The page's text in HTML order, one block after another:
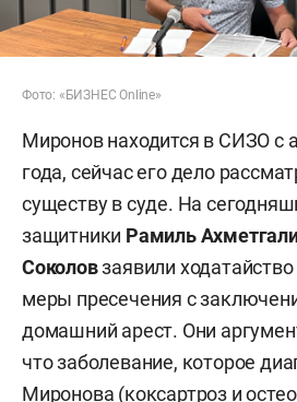
Фото: «БИЗНЕС Online»
Миронов находится в СИЗО с
года, сейчас его дело
существу в суде. На
защитники Рамиль
Соколовзаявили
меры пресечения с
домашний арест. Они
что заболевание, которое
Миронова (коксартроз и